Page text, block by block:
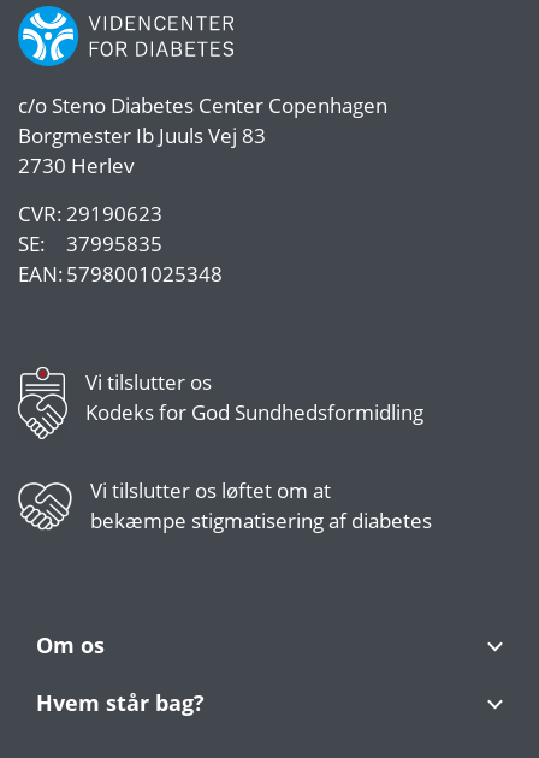
c/o Steno Diabetes Center Copenhagen
Borgmester Ib Juuls Vej 83
2730 Herlev
CVR:29190623
SE:
37995835
EAN:5798001025348
Vi tilslutter os
Kodeks for God Sundhedsformidling
Vi tilslutter os løftet om at
bekæmpe stigmatisering af diabetes
Om os
Hvem står bag?